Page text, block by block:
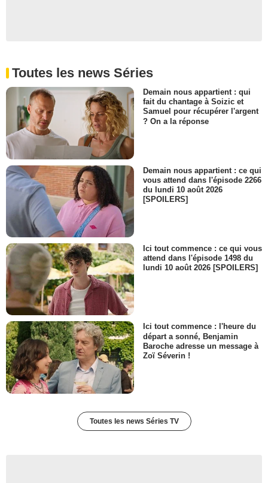
Toutes les news Séries
Demain nous appartient : qui
fait du chantage à Soizic et
Samuel pour récupérer l'argent
? On a la réponse
Demain nous appartient : ce qui
vous attend dans l'épisode 2266
du lundi 10 août 2026
[SPOILERS]
Ici tout commence : ce qui vous
attend dans l'épisode 1498 du
lundi 10 août 2026 [SPOILERS]
Ici tout commence : l'heure du
départ a sonné, Benjamin
Baroche adresse un message à
Zoï Séverin !
Toutes les news Séries TV